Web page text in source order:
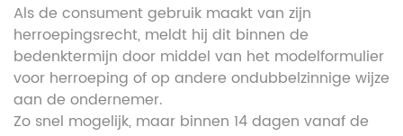
Als de consument gebruik maakt van zijn
herroepingsrecht, meldt hij dit binnen de
bedenktermijn door middel van het modelformulier
voor herroeping of op andere ondubbelzinnige wijze
aan de ondernemer.
Zo snel mogelijk, maar binnen 14 dagen vanaf de